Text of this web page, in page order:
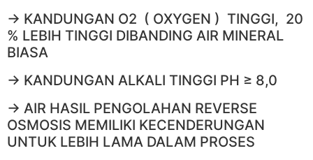
-> KANDUNGAN O2 ( OXYGEN ) TINGGI, 20
% LEBIH TINGGI DIBANDING AIR MINERAL
BIASA
-> KANDUNGAN ALKALI TINGGI PH ≥ 8,0
-> AIR HASIL PENGOLAHAN REVERSE
OSMOSIS MEMILIKI KECENDERUNGAN
UNTUK LEBIH LAMA DALAM PROSES